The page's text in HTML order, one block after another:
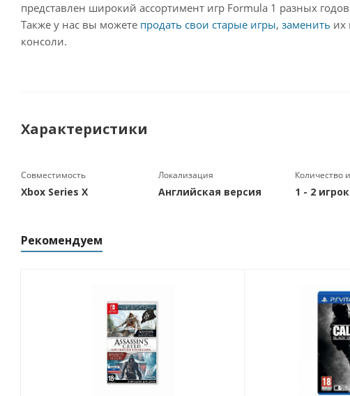
представлен широкий ассортимент игр Formula 1 разных
Также у нас вы можете продать свои старые игры, заменить их
консоли.
Характеристики
Совместимость
Xbox Series X
Локализация
Английская версия
Количество
1 - 2
Рекомендуем